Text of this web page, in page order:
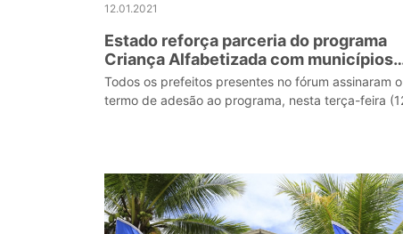
12.01.2021
Estado reforça parceria do programa
Criança Alfabetizada com municípios
em forúm
Todos os prefeitos presentes no fórum assinaram o
termo de adesão ao programa, nesta terça-feira